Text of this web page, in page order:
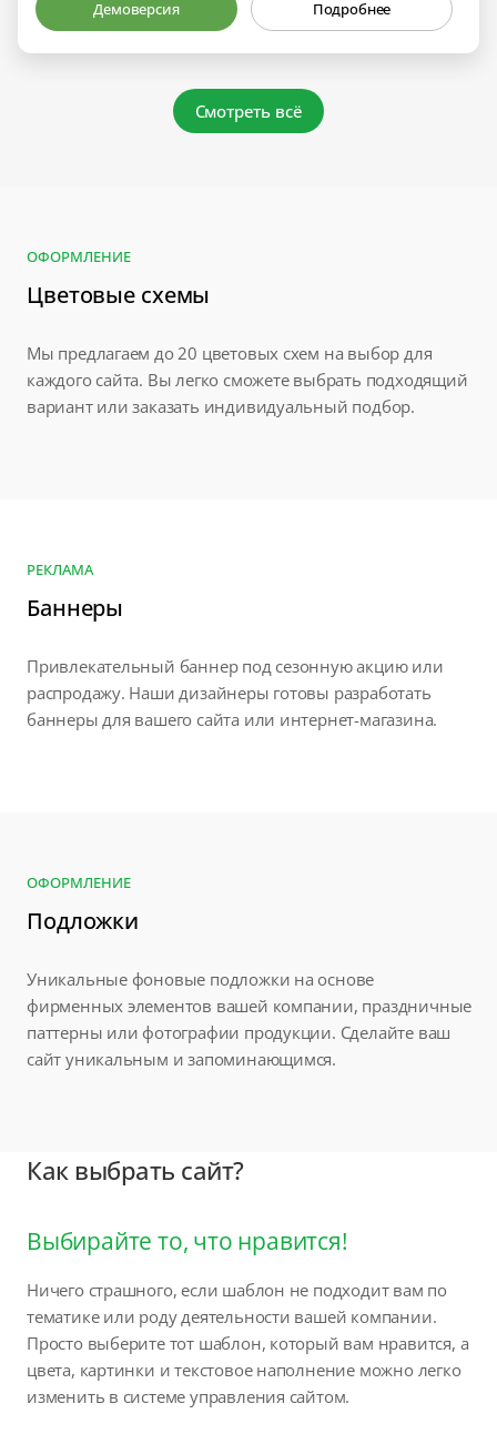
Демоверсия Подробнее
Смотреть всё
ОФОРМЛЕНИЕ
Цветовые схемы
Мы предлагаем до 20 цветовых схем на выбор для
каждого сайта. Вы легко сможете выбрать подходящий
вариант или заказать индивидуальный подбор.
РЕКЛАМА
Баннеры
Привлекательный баннер под сезонную акцию или
распродажу. Наши дизайнеры готовы разработать
баннеры для вашего сайта или интернет-магазина.
ОФОРМЛЕНИЕ
Подложки
Уникальные фоновые подложки на основе
фирменных элементов вашей компании, праздничные
паттерны или фотографии продукции. Сделайте ваш
сайт уникальным и запоминающимся.
Как выбрать сайт?
Выбирайте то, что нравится!
Ничего страшного, если шаблон не подходит вам по
тематике или роду деятельности вашей компании.
Просто выберите тот шаблон, который вам нравится, а
цвета, картинки и текстовое наполнение можно легко
изменить в системе управления сайтом.